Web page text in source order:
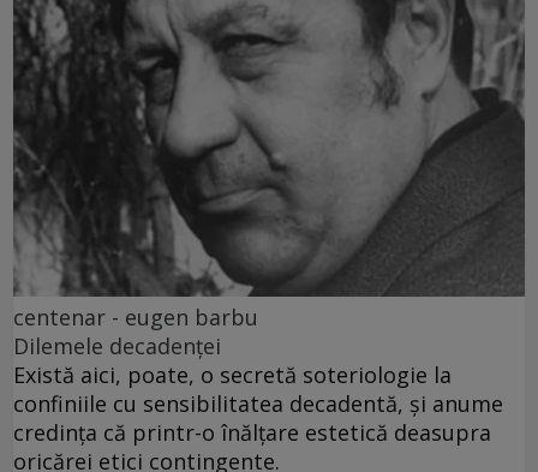
centenar - eugen barbu
Dilemele decadenței
Există aici, poate, o secretă soteriologie la
confiniile cu sensibilitatea decadentă, și anume
credința că printr-o înălțare estetică deasupra
oricărei etici contingente.